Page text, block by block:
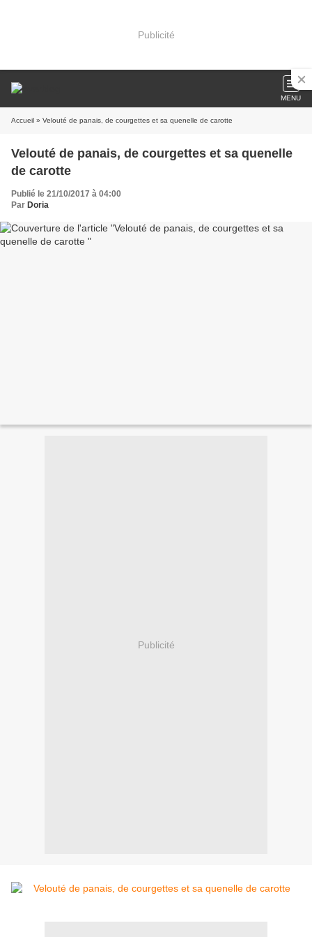
Publicité
MENU
Accueil » Velouté de panais, de courgettes et sa quenelle de carotte
Velouté de panais, de courgettes et sa quenelle
de carotte
Publié le 21/10/2017 à 04:00
Par Doria
Publicité